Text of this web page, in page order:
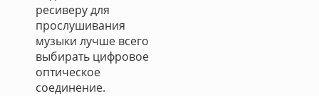
ресиверу для
прослушивания
музыки лучше всего
выбирать цифровое
оптическое
соединение.